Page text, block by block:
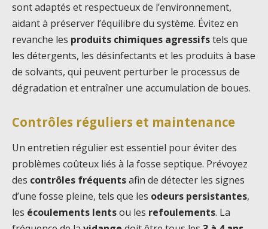
sont adaptés et respectueux de l’environnement,
aidant à préserver l’équilibre du système. Évitez en
revanche les produits chimiques agressifstels que
les détergents, les désinfectants et les produits à base
de solvants, qui peuvent perturber le processus de
dégradation et entraîner une accumulation de boues.
Contrôles réguliers et maintenance
Un entretien régulier est essentiel pour éviter des
problèmes coûteux liés à la fosse septique. Prévoyez
des contrôles fréquentsafin de détecter les signes
d’une fosse pleine, tels que les odeurs persistantes,
les écoulements lentsou les refoulements. La